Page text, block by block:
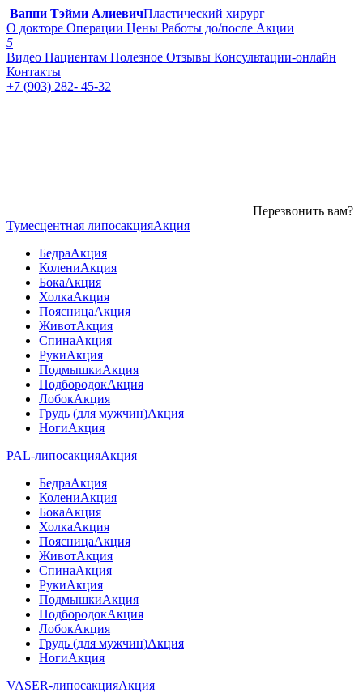
Ваппи Тэйми АлиевичПластический хирург
О докторе Операции Цены Работы до/после Акции
5
Видео Пациентам Полезное Отзывы Консультации-онлайн
Контакты
+7 (903) 282- 45-32
Перезвонить вам?
Тумесцентная липосакцияАкция
БедраАкция
КолениАкция
БокаАкция
ХолкаАкция
ПоясницаАкция
ЖивотАкция
СпинаАкция
РукиАкция
ПодмышкиАкция
ПодбородокАкция
ЛобокАкция
Грудь (для мужчин)Акция
НогиАкция
PAL-липосакцияАкция
БедраАкция
КолениАкция
БокаАкция
ХолкаАкция
ПоясницаАкция
ЖивотАкция
СпинаАкция
РукиАкция
ПодмышкиАкция
ПодбородокАкция
ЛобокАкция
Грудь (для мужчин)Акция
НогиАкция
VASER-липосакцияАкция